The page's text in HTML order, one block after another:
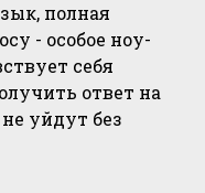
полная
- особое ноу-
себя
ответ на
уйдут без